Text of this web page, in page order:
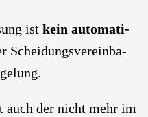
ist kein auto­ma­ti­
Schei­dungs­ver­ein­ba­
auch der nicht mehr im